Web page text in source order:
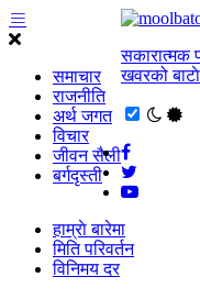
समाचार
राजनीति
अर्थ जगत
विचार
जीवन सैली
बर्गदृस्ती
सकारात्मक
खवरको बाटाे
हाम्राे बारेमा
मिति परिवर्तन
विनिमय दर